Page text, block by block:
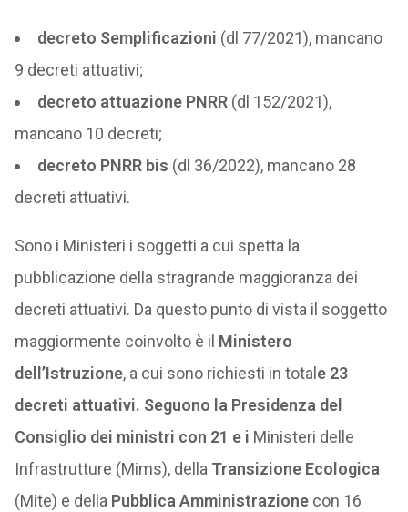
decreto Semplificazioni (dl 77/2021), mancano
9 decreti attuativi;
decreto attuazione PNRR(dl 152/2021),
mancano 10 decreti;
decreto PNRR bis (dl 36/2022), mancano 28
decreti attuativi.
Sono i Ministeri i soggetti a cui spetta la
pubblicazione della stragrande maggioranza dei
decreti attuativi. Da questo punto di vista il soggetto
maggiormente coinvolto è il Ministero
dell’Istruzione, a cui sono richiesti in total e 23
decreti attuativi. Seguono la Presidenza del
Consiglio dei ministri con 21 e i Ministeri delle
Infrastrutture (Mims), della Transizione Ecologica
(Mite) e della Pubblica Amministrazionecon 16